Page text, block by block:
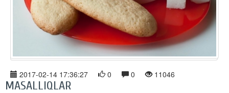
2017-02-14 17:36:27 0 0 11046
MASALLIQLAR